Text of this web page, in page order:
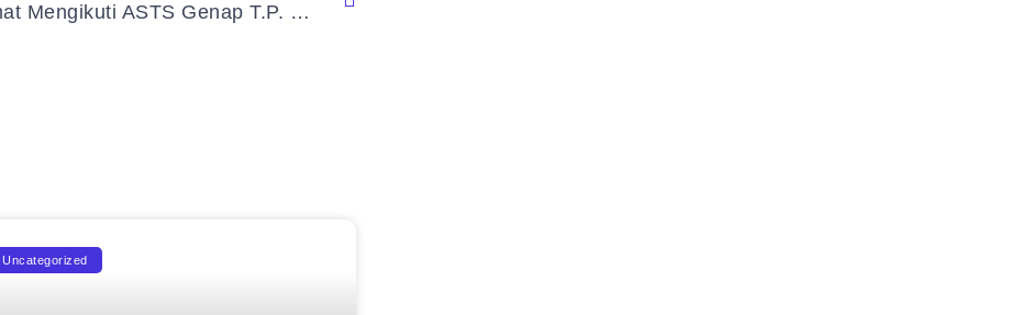
Selamat Mengikuti ASTS Genap T.P. 2023/2024
Uncategorized